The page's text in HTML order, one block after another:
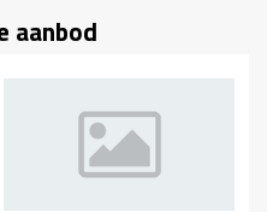
aanbod